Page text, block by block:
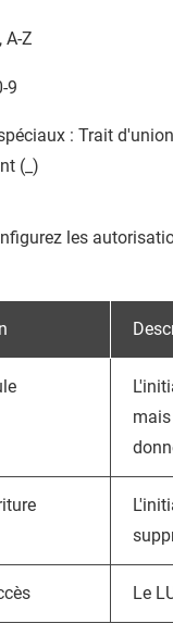
A-Z
9
: Trait
(_)
les
Le